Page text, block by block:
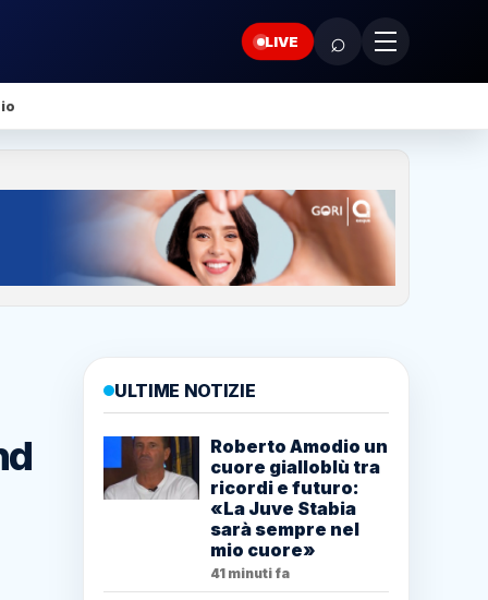
LIVE ⌕
ULTIME NOTIZIE
Roberto Amodio un
cuore gialloblù tra
ricordi e futuro:
«La Juve Stabia
sarà sempre nel
mio cuore»
41 minuti fa